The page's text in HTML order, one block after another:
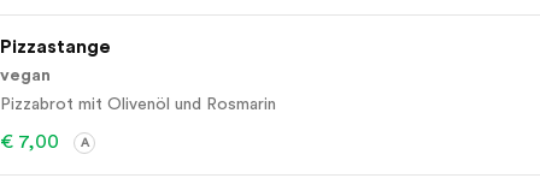
Pizzastange
vegan
Pizzabrot mit Olivenöl und Rosmarin
€ 7,00 A